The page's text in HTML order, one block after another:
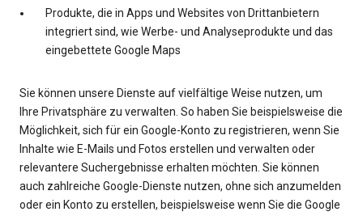
Produkte, die in Apps und Websites von Drittanbietern
integriert sind, wie Werbe- und Analyseprodukte und das
eingebettete Google Maps
Sie können unsere Dienste auf vielfältige Weise nutzen, um
Ihre Privatsphäre zu verwalten. So haben Sie beispielsweise die
Möglichkeit, sich für ein Google-Konto zu registrieren, wenn Sie
Inhalte wie E-Mails und Fotos erstellen und verwalten oder
relevantere Suchergebnisse erhalten möchten. Sie können
auch zahlreiche Google-Dienste nutzen, ohne sich anzumelden
oder ein Konto zu erstellen, beispielsweise wenn Sie die Google